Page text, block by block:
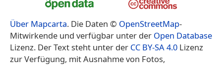
Über Mapcarta. Die Daten © OpenStreetMap-
Mitwirkende und verfügbar unter der Open Database
Lizenz. Der Text steht unter der CC BY-SA 4.0 Lizenz
zur Verfügung, mit Ausnahme von Fotos,